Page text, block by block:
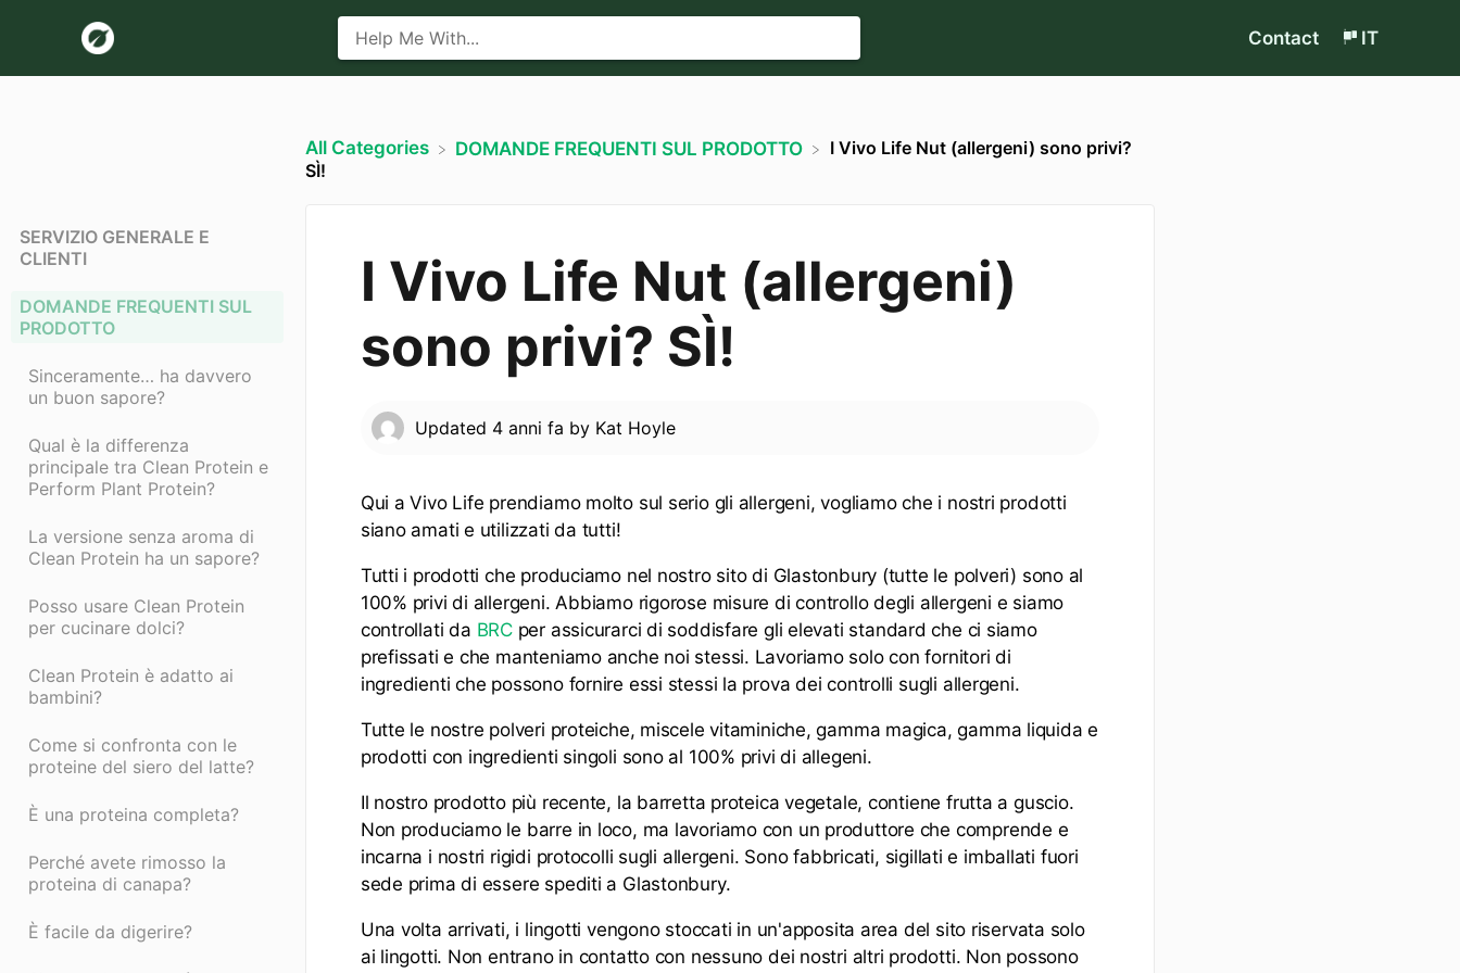
Contact IT
SERVIZIO GENERALE E
CLIENTI
DOMANDE FREQUENTI SUL
PRODOTTO
Sinceramente… ha davvero
un buon sapore?
Qual è la differenza
principale tra Clean Protein e
Perform Plant Protein?
La versione senza aroma di
Clean Protein ha un sapore?
Posso usare Clean Protein
per cucinare dolci?
Clean Protein è adatto ai
bambini?
Come si confronta con le
proteine del siero del latte?
È una proteina completa?
Perché avete rimosso la
proteina di canapa?
È facile da digerire?
All Categories ​DOMANDE FREQUENTI SUL PRODOTTO
I Vivo Life Nut (allergeni) sono privi?
SÌ!
I Vivo Life Nut (allergeni)
sono privi? SÌ!
Updated 4 anni fa by Kat Hoyle
Qui a Vivo Life prendiamo molto sul serio gli allergeni, vogliamo che i nostri prodotti
siano amati e utilizzati da tutti!
Tutti i prodotti che produciamo nel nostro sito di Glastonbury (tutte le polveri) sono al
100% privi di allergeni. Abbiamo rigorose misure di controllo degli allergeni e siamo
controllati da BRCper assicurarci di soddisfare gli elevati standard che ci siamo
prefissati e che manteniamo anche noi stessi. Lavoriamo solo con fornitori di
ingredienti che possono fornire essi stessi la prova dei controlli sugli allergeni.
Tutte le nostre polveri proteiche, miscele vitaminiche, gamma magica, gamma liquida e
prodotti con ingredienti singoli sono al 100% privi di allegeni.
Il nostro prodotto più recente, la barretta proteica vegetale, contiene frutta a guscio.
Non produciamo le barre in loco, ma lavoriamo con un produttore che comprende e
incarna i nostri rigidi protocolli sugli allergeni. Sono fabbricati, sigillati e imballati fuori
sede prima di essere spediti a Glastonbury.
Una volta arrivati, i lingotti vengono stoccati in un'apposita area del sito riservata solo
ai lingotti. Non entrano in contatto con nessuno dei nostri altri prodotti. Non possono